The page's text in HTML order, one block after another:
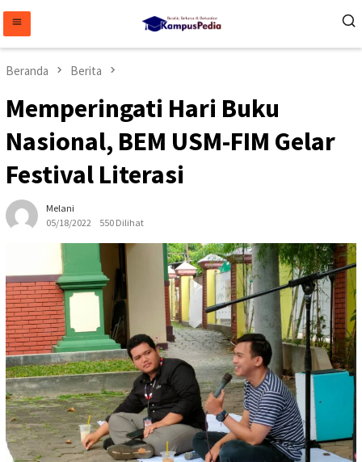
konten
Beranda Berita
Memperingati Hari Buku
Nasional, BEM USM-FIM Gelar
Festival Literasi
Melani
05/18/2022
550 Dilihat